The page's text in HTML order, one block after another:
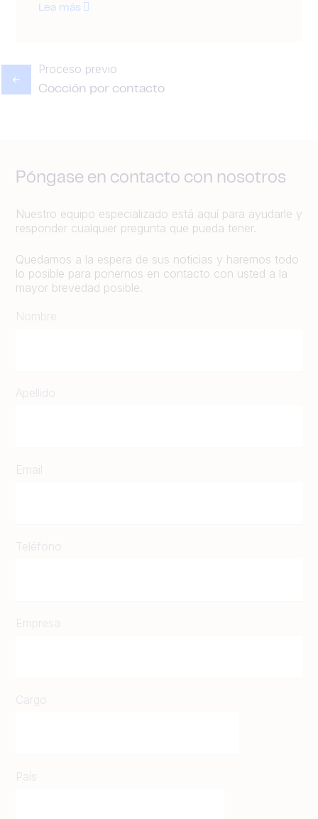
Lea más
Proceso previo
Cocción por contacto
Póngase en contacto con nosotros
Nuestro equipo especializado está aquí para ayudarle y
responder cualquier pregunta que pueda tener.
Quedamos a la espera de sus noticias y haremos todo
lo posible para ponernos en contacto con usted a la
mayor brevedad posible.
Nombre
Apellido
Email
Teléfono
Empresa
Cargo
País